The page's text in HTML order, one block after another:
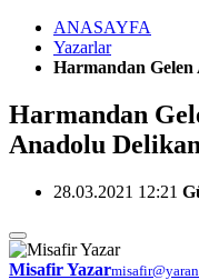
ANASAYFA
Yazarlar
Harmandan Gelen
Harmandan
Anadolu
28.03.2021 12:21
Misafir Yazar